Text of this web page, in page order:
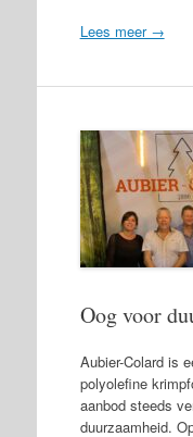
Lees meer →
Oog voor
Aubier-Colard is
polyolefine
aanbod steeds
duurzaamheid.